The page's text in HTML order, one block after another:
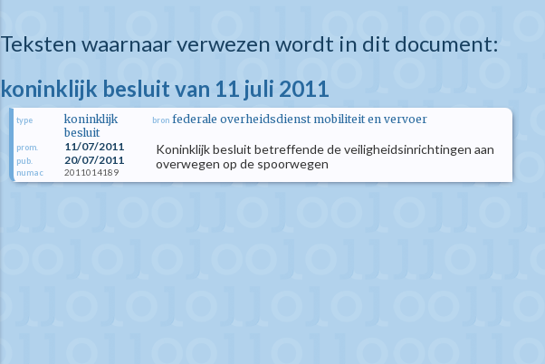
Teksten waarnaar verwezen wordt in dit document:
koninklijk besluit van 11 juli 2011
type
koninklijk
besluit
prom. 11/07/2011
pub. 20/07/2011
numac 2011014189
bron federale overheidsdienst mobiliteit en vervoer
Koninklijk besluit betreffende de veiligheidsinrichtingen aan
overwegen op de spoorwegen